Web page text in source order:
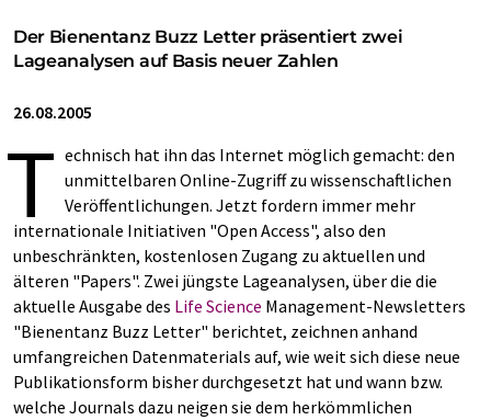
Der Bienentanz Buzz Letter präsentiert zwei
Lageanalysen auf Basis neuer Zahlen
26.08.2005
T echnisch hat ihn das Internet möglich gemacht: den
unmittelbaren Online-Zugriff zu wissenschaftlichen
Veröffentlichungen. Jetzt fordern immer mehr
internationale Initiativen "Open Access", also den
unbeschränkten, kostenlosen Zugang zu aktuellen und
älteren "Papers". Zwei jüngste Lageanalysen, über die die
aktuelle Ausgabe des Life Science Management-Newsletters
"Bienentanz Buzz Letter" berichtet, zeichnen anhand
umfangreichen Datenmaterials auf, wie weit sich diese neue
Publikationsform bisher durchgesetzt hat und wann bzw.
welche Journals dazu neigen sie dem herkömmlichen